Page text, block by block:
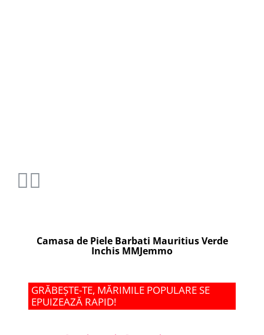
Camasa de Piele Barbati Mauritius Verde
Inchis MMJemmo
GRĂBEȘTE-TE, MĂRIMILE POPULARE SE
EPUIZEAZĂ RAPID!